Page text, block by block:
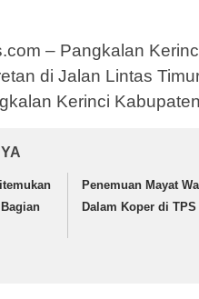
– Pangkalan
di Jalan Lintas
Kerinci
Penemuan Mayat
Dalam Koper di TPS